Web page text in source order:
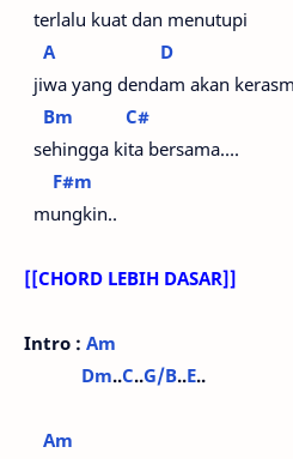
terlalu kuat dan menutupi
A
D
jiwa yang dendam akan
Bm
C#
sehingga kita bersama….
F#m
mungkin..
[[CHORD LEBIH DASAR]]
Intro : Am
Dm..C..G/B..E..
Am